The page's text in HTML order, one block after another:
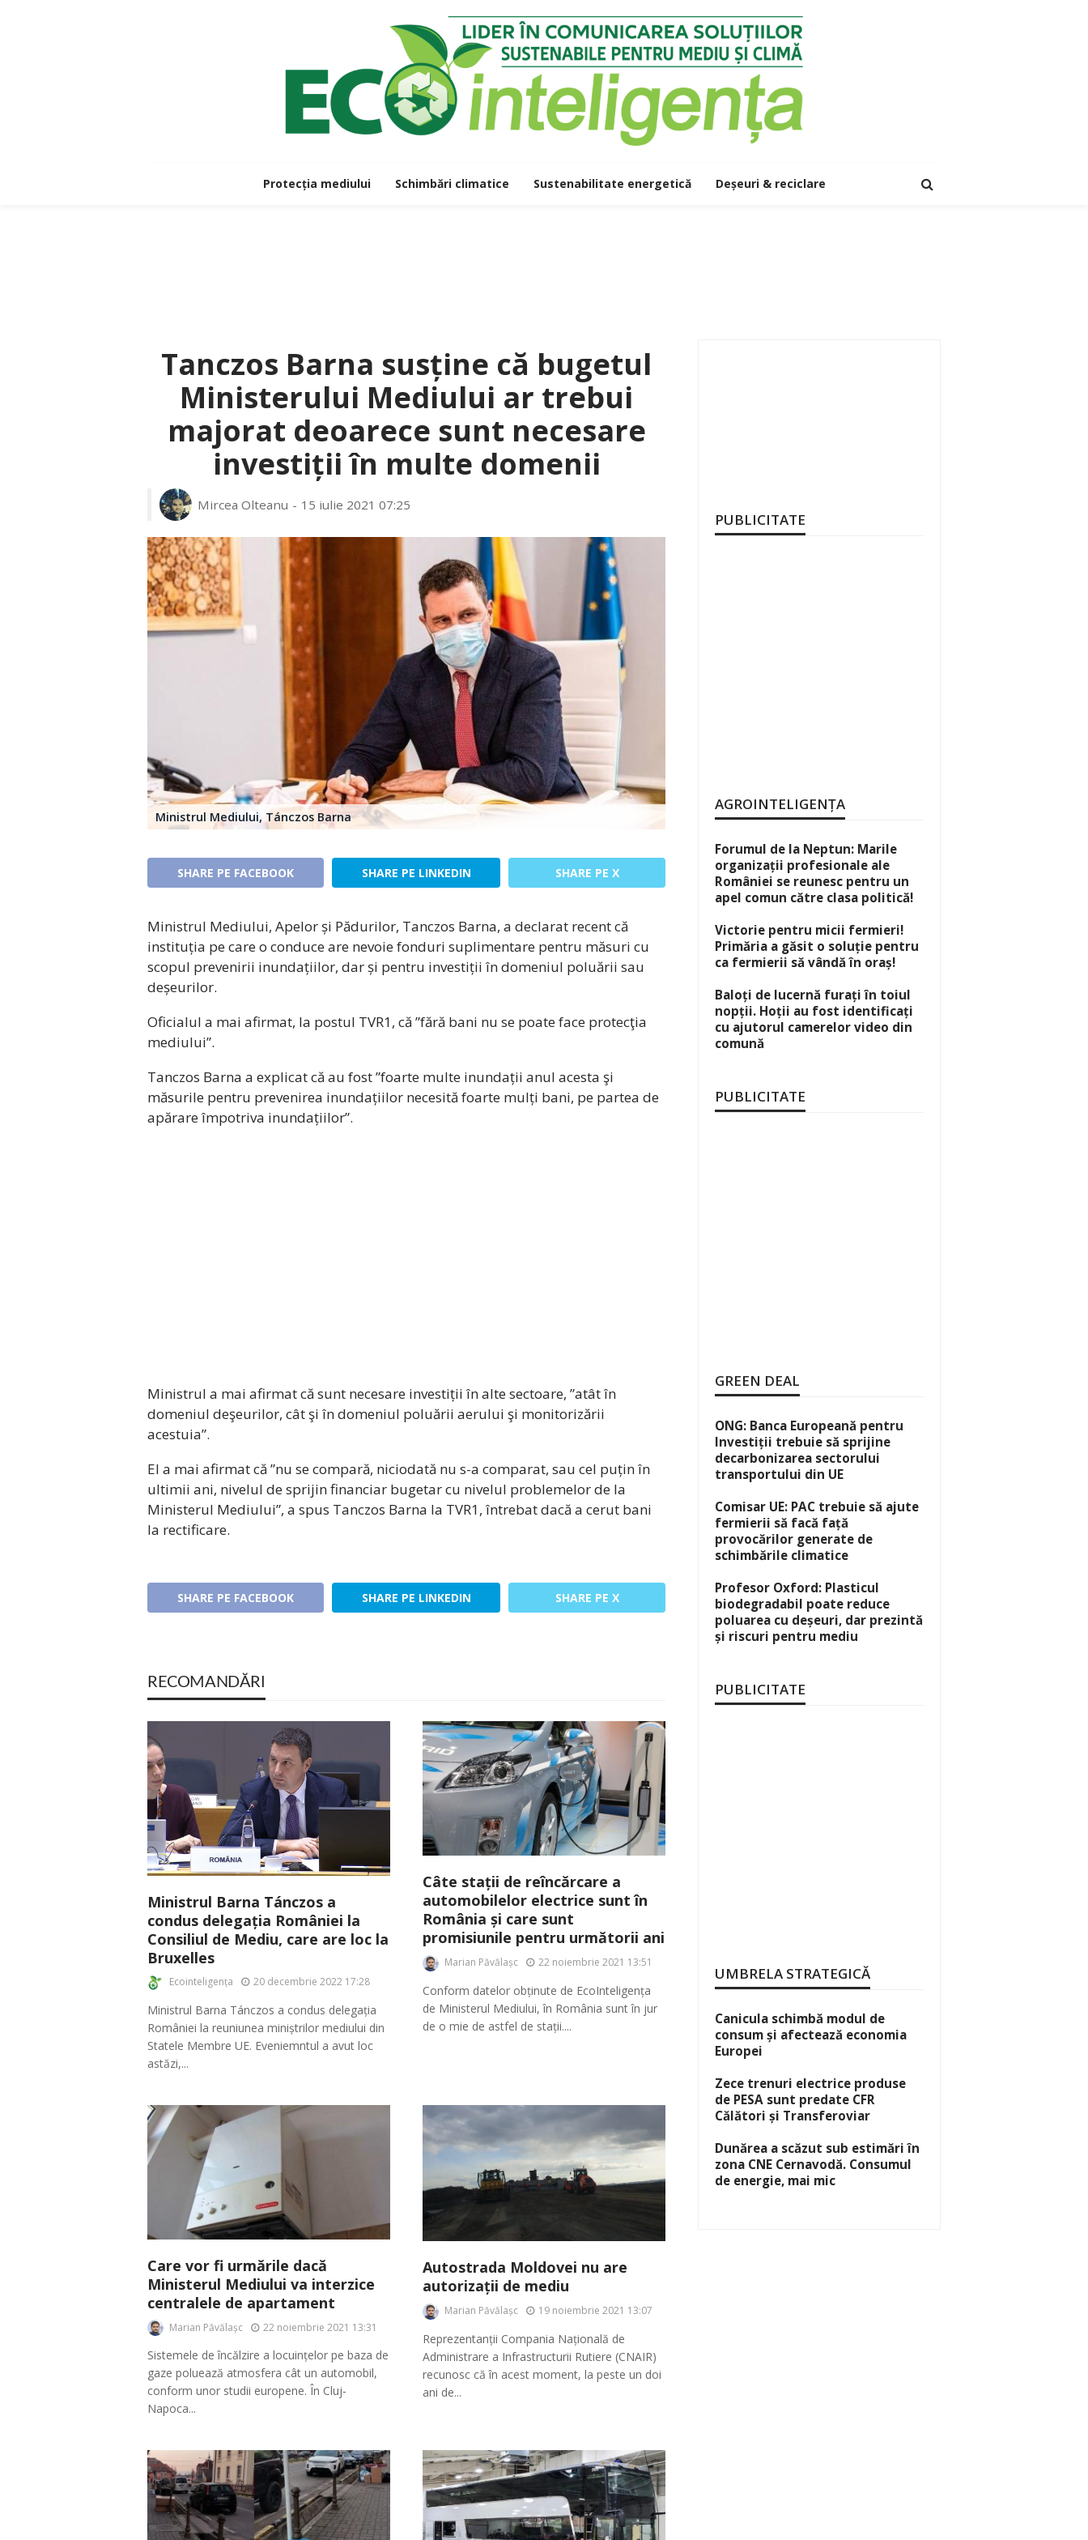
Protecția mediului Schimbări climatice Sustenabilitate energetică Deșeuri & reciclare
Tanczos Barna susține că bugetul
Ministerului Mediului ar trebui
majorat deoarece sunt necesare
investiții în multe domenii
Mircea Olteanu 15 iulie 2021 07:25
Ministrul Mediului, Tánczos Barna
SHARE PE FACEBOOK SHARE PE LINKEDIN SHARE PE X
Ministrul Mediului, Apelor și Pădurilor, Tanczos Barna, a declarat recent că
instituția pe care o conduce are nevoie fonduri suplimentare pentru măsuri cu
scopul prevenirii inundațiilor, dar și pentru investiții în domeniul poluării sau
deșeurilor.
Oficialul a mai afirmat, la postul TVR1, că ”fără bani nu se poate face protecţia
mediului”.
Tanczos Barna a explicat că au fost ”foarte multe inundații anul acesta şi
măsurile pentru prevenirea inundațiilor necesită foarte mulți bani, pe partea de
apărare împotriva inundațiilor”.
Ministrul a mai afirmat că sunt necesare investiții în alte sectoare, ”atât în
domeniul deşeurilor, cât şi în domeniul poluării aerului şi monitorizării
acestuia”.
El a mai afirmat că ”nu se compară, niciodată nu s-a comparat, sau cel puțin în
ultimii ani, nivelul de sprijin financiar bugetar cu nivelul problemelor de la
Ministerul Mediului”, a spus Tanczos Barna la TVR1, întrebat dacă a cerut bani
la rectificare.
SHARE PE FACEBOOK SHARE PE LINKEDIN SHARE PE X
RECOMANDĂRI
Ministrul Barna Tánczos a
condus delegația României la
Consiliul de Mediu, care are loc la
Bruxelles
Ecointeligența 20 decembrie 2022 17:28
Ministrul Barna Tánczos a condus delegația
României la reuniunea miniștrilor mediului din
Statele Membre UE. Eveniemntul a avut loc
astăzi,...
Câte stații de reîncărcare a
automobilelor electrice sunt în
România și care sunt
promisiunile pentru următorii ani
Marian Păvălașc 22 noiembrie 2021 13:51
Conform datelor obținute de EcoInteligența
de Ministerul Mediului, în România sunt în jur
de o mie de astfel de stații....
Care vor fi urmările dacă
Ministerul Mediului va interzice
centralele de apartament
Marian Păvălașc 22 noiembrie 2021 13:31
Sistemele de încălzire a locuințelor pe baza de
gaze poluează atmosfera cât un automobil,
conform unor studii europene. În Cluj-
Napoca...
Autostrada Moldovei nu are
autorizații de mediu
Marian Păvălașc 19 noiembrie 2021 13:07
Reprezentanții Compania Națională de
Administrare a Infrastructurii Rutiere (CNAIR)
recunosc că în acest moment, la peste un doi
ani de...
PUBLICITATE
AGROINTELIGENȚA
Forumul de la Neptun: Marile
organizații profesionale ale
României se reunesc pentru un
apel comun către clasa politică!
Victorie pentru micii fermieri!
Primăria a găsit o soluție pentru
ca fermierii să vândă în oraș!
Baloți de lucernă furați în toiul
nopții. Hoții au fost identificați
cu ajutorul camerelor video din
comună
PUBLICITATE
GREEN DEAL
ONG: Banca Europeană pentru
Investiții trebuie să sprijine
decarbonizarea sectorului
transportului din UE
Comisar UE: PAC trebuie să ajute
fermierii să facă față
provocărilor generate de
schimbările climatice
Profesor Oxford: Plasticul
biodegradabil poate reduce
poluarea cu deșeuri, dar prezintă
și riscuri pentru mediu
PUBLICITATE
UMBRELA STRATEGICĂ
Canicula schimbă modul de
consum și afectează economia
Europei
Zece trenuri electrice produse
de PESA sunt predate CFR
Călători și Transferoviar
Dunărea a scăzut sub estimări în
zona CNE Cernavodă. Consumul
de energie, mai mic